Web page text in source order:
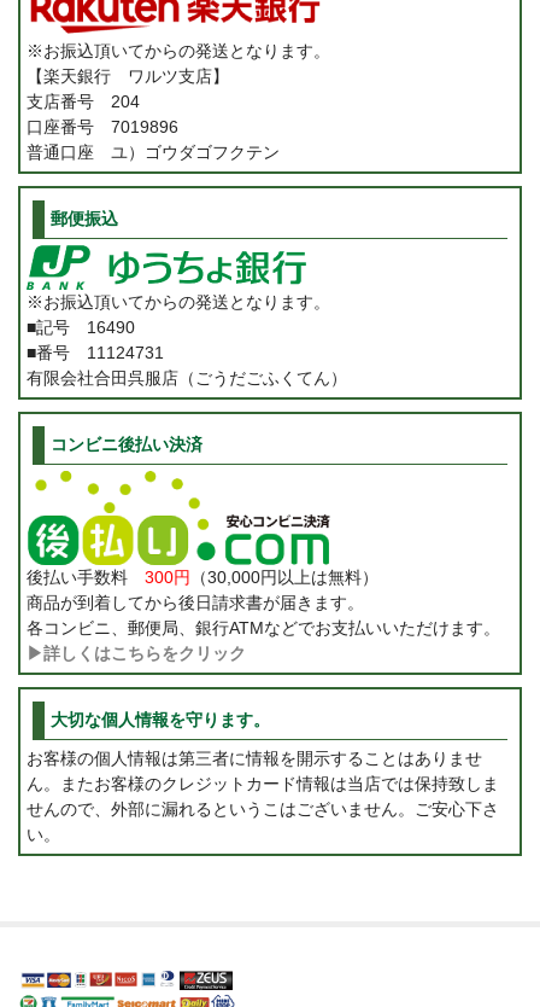
※お振込頂いてからの発送となります。
【楽天銀行 ワルツ支店】
支店番号 204
口座番号 7019896
普通口座 ユ）ゴウダゴフクテン
郵便振込
※お振込頂いてからの発送となります。
■記号 16490
■番号 11124731
有限会社合田呉服店（ごうだごふくてん）
コンビニ後払い決済
後払い手数料 300円 （30,000円以上は無料）
商品が到着してから後日請求書が届きます。
各コンビニ、郵便局、銀行ATMなどでお支払いいただけます。
▶詳しくはこちらをクリック
大切な個人情報を守ります。
お客様の個人情報は第三者に情報を開示することはありませ
ん。またお客様のクレジットカード情報は当店では保持致しま
せんので、外部に漏れるというこはございません。ご安心下さ
い。